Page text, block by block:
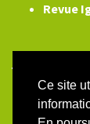
Ce site
Revue